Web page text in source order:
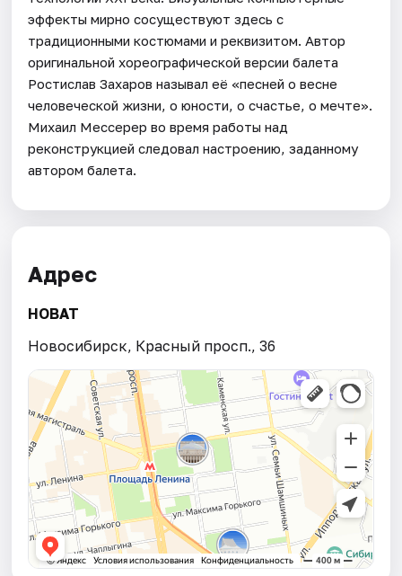
эффекты мирно сосуществуют здесь с
традиционными костюмами и реквизитом. Автор
оригинальной хореографической версии балета
Ростислав Захаров называл её «песней о весне
человеческой жизни, о юности, о счастье, о мечте».
Михаил Мессерер во время работы над
реконструкцией следовал настроению, заданному
автором балета.
Адрес
НОВАТ
Новосибирск, Красный просп., 36